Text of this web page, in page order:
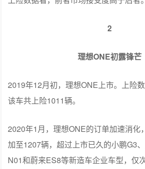
2
理想ONE初露锋芒
2019年12月初，理想ONE上市。上险数
该车共上险1011辆。
2020年1月，理想ONE的订单加速消化
加至1207辆，超过上市已久的小鹏G3
N01和蔚来ES8等新造车企业车型，仅